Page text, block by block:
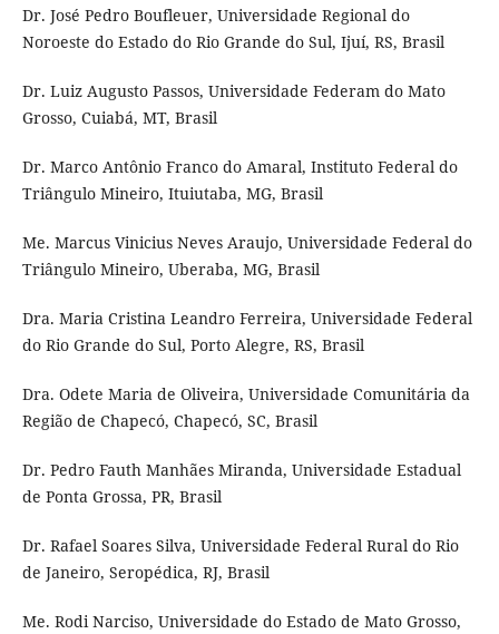
Dr. José Pedro Boufleuer, Universidade Regional do
Noroeste do Estado do Rio Grande do Sul, Ijuí, RS, Brasil
Dr. Luiz Augusto Passos, Universidade Federam do Mato
Grosso, Cuiabá, MT, Brasil
Dr. Marco Antônio Franco do Amaral, Instituto Federal do
Triângulo Mineiro, Ituiutaba, MG, Brasil
Me. Marcus Vinicius Neves Araujo, Universidade Federal do
Triângulo Mineiro, Uberaba, MG, Brasil
Dra. Maria Cristina Leandro Ferreira, Universidade Federal
do Rio Grande do Sul, Porto Alegre, RS, Brasil
Dra. Odete Maria de Oliveira, Universidade Comunitária da
Região de Chapecó, Chapecó, SC, Brasil
Dr. Pedro Fauth Manhães Miranda, Universidade Estadual
de Ponta Grossa, PR, Brasil
Dr. Rafael Soares Silva, Universidade Federal Rural do Rio
de Janeiro, Seropédica, RJ, Brasil
Me. Rodi Narciso, Universidade do Estado de Mato Grosso,